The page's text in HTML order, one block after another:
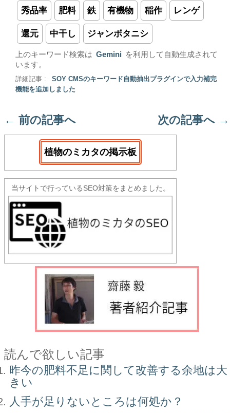
秀品率 肥料 鉄 有機物 稲作 レンゲ
還元 中干し ジャンボタニシ
上のキーワード検索は Gemini
を利用して自動生成されて
います。
詳細記事 :
SOY CMSのキーワード自動抽出プラグインで入力補完
機能を追加しました
← 前の記事へ 次の記事へ →
植物のミカタの掲示板
当サイトで行っているSEO対策をまとめました。
読んで欲しい記事
昨今の肥料不足に関して改善する余地は大
きい
人手が足りないところは何処か？